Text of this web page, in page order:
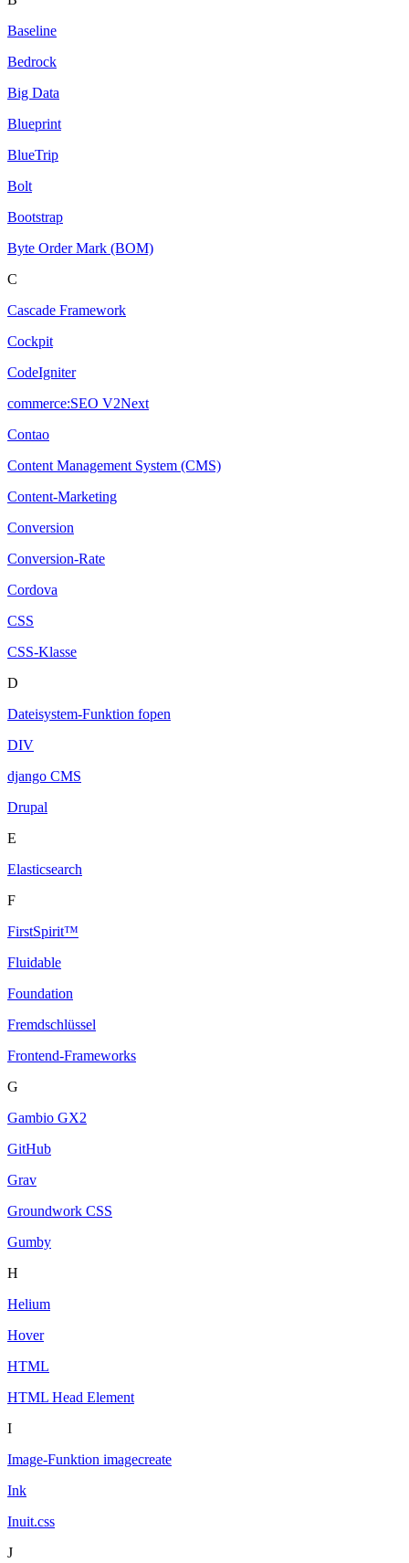
Baseline
Bedrock
Big Data
Blueprint
BlueTrip
Bolt
Bootstrap
Byte Order Mark (BOM)
C
Cascade Framework
Cockpit
CodeIgniter
commerce:SEO V2Next
Contao
Content Management System (CMS)
Content-Marketing
Conversion
Conversion-Rate
Cordova
CSS
CSS-Klasse
D
Dateisystem-Funktion fopen
DIV
django CMS
Drupal
E
Elasticsearch
F
FirstSpirit™
Fluidable
Foundation
Fremdschlüssel
Frontend-Frameworks
G
Gambio GX2
GitHub
Grav
Groundwork CSS
Gumby
H
Helium
Hover
HTML
HTML Head Element
I
Image-Funktion imagecreate
Ink
Inuit.css
J